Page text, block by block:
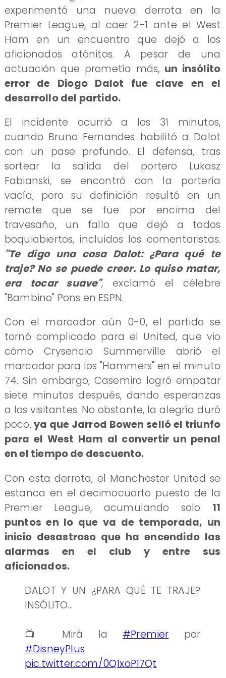
experimentó una nueva derrota en la
Premier League, al caer 2-1 ante el West
Ham en un encuentro que dejó a los
aficionados atónitos. A pesar de una
actuación que prometía más, un insólito
error de Diogo Dalot fue clave en el
desarrollo del partido.
El incidente ocurrió a los 31 minutos,
cuando Bruno Fernandes habilitó a Dalot
con un pase profundo. El defensa, tras
sortear la salida del portero Lukasz
Fabianski, se encontró con la portería
vacía, pero su definición resultó en un
remate que se fue por encima del
travesaño, un fallo que dejó a todos
boquiabiertos, incluidos los comentaristas.
"Te digo una cosa Dalot: ¿Para qué te
traje? No se puede creer. Lo quiso matar,
era tocar suave", exclamó el célebre
"Bambino" Pons en ESPN.
Con el marcador aún 0-0, el partido se
tornó complicado para el United, que vio
cómo Crysencio Summerville abrió el
marcador para los "Hammers" en el minuto
74. Sin embargo, Casemiro logró empatar
siete minutos después, dando esperanzas
a los visitantes. No obstante, la alegría duró
poco,ya que Jarrod Bowen selló el triunfo
para el West Ham al convertir un penal
en el tiempo de descuento.
Con esta derrota, el Manchester United se
estanca en el decimocuarto puesto de la
Premier League, acumulando solo 11
puntos en lo que va de temporada, un
inicio desastroso que ha encendido las
alarmas en el club y entre sus
aficionados.
DALOT Y UN ¿PARA QUÉ TE TRAJE?
INSÓLITO...
📺 Mirá la #Premier por
#DisneyPlus
pic.twitter.com/0Q1xoP17Qt